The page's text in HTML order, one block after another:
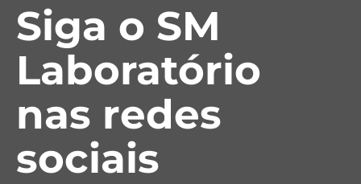
Siga o SM
Laboratório
nas redes
sociais